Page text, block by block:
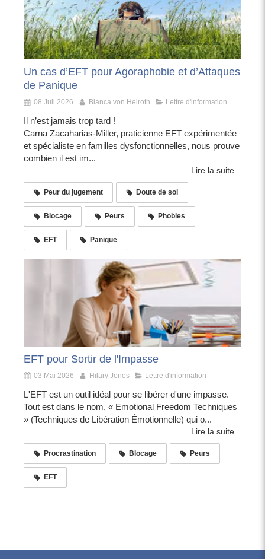
Un cas d’EFT pour Agoraphobie et d’Attaques
de Panique
08 Juil 2026 Bianca von Heiroth Lettre d'information
Il n’est jamais trop tard !
Carna Zacaharias-Miller, praticienne EFT expérimentée
et spécialiste en familles dysfonctionnelles, nous prouve
combien il est im...
Lire la suite...
Peur du jugement Doute de soi
Blocage Peurs Phobies
EFT Panique
EFT pour Sortir de l'Impasse
03 Mai 2026 Hilary Jones Lettre d'information
L'EFT est un outil idéal pour se libérer d'une impasse.
Tout est dans le nom, « Emotional Freedom Techniques
» (Techniques de Libération Émotionnelle) qui o...
Lire la suite...
Procrastination Blocage Peurs
EFT